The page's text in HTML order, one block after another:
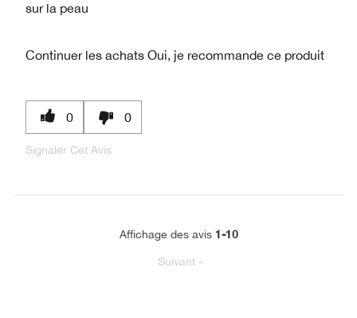
sur la peau
Continuer les achats Oui, je recommande ce produit
0 0
Signaler Cet Avis
Affichage des avis 1-10
Suivant »